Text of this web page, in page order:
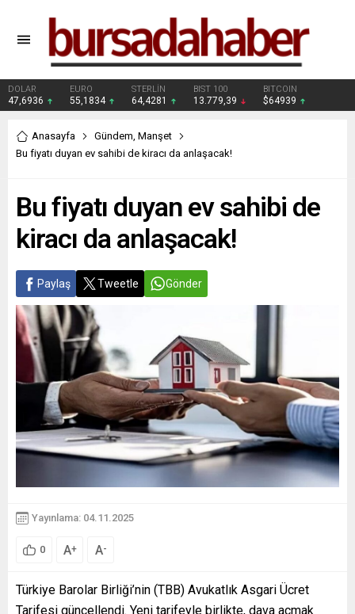
DOLAR
47,6936
EURO
55,1834
STERLİN
64,4281
BIST 100
13.779,39
BITCOIN
$64939
Anasayfa Gündem, Manşet
Bu fiyatı duyan ev sahibi de kiracı da anlaşacak!
Bu fiyatı duyan ev sahibi de
kiracı da anlaşacak!
Paylaş Tweetle Gönder
Yayınlama: 04.11.2025
0 A+ A-
Türkiye Barolar Birliği’nin (TBB) Avukatlık Asgari Ücret
Tarifesi güncellendi. Yeni tarifeyle birlikte, dava açmak